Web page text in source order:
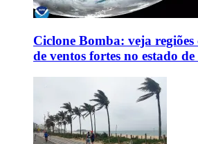
Ciclone Bomba: veja regiões
de ventos fortes no estado de